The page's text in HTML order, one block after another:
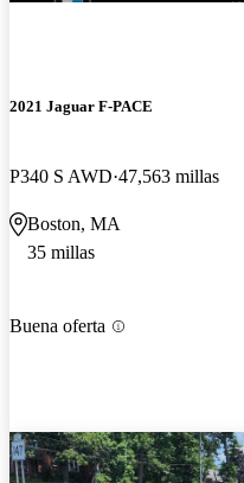
2021 Jaguar F-PACE
P340 S AWD 47,563 millas
Boston, MA
35 millas
Buena oferta